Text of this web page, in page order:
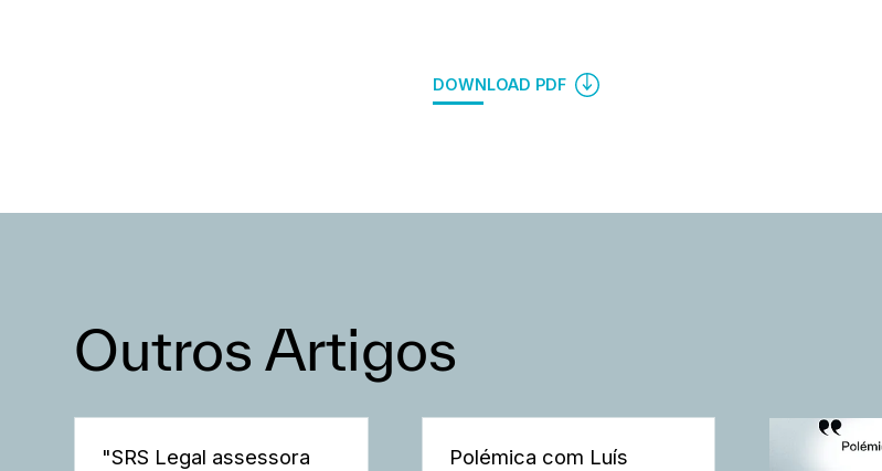
DOWNLOAD PDF
Outros Artigos
"SRS Legal assessora
Polémica com Luís